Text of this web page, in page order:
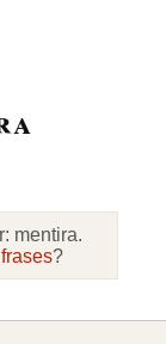
mentira.
?